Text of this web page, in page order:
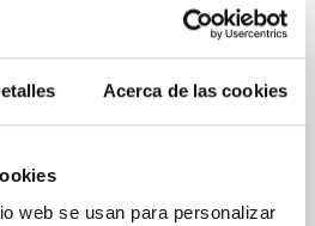
Acerca de las cookies
web se usan para personalizar